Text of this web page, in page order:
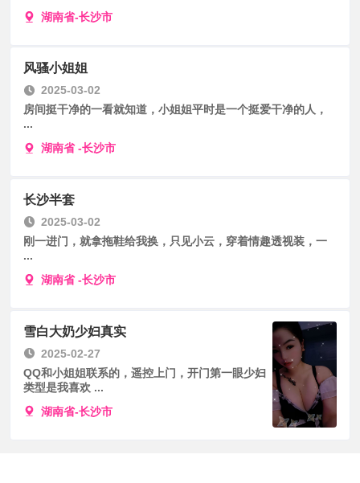
湖南省-长沙市
风骚小姐姐
2025-03-02
房间挺干净的一看就知道，小姐姐平时是一个挺爱干净的人，
...
湖南省 -长沙市
长沙半套
2025-03-02
刚一进门，就拿拖鞋给我换，只见小云，穿着情趣透视装，一
...
湖南省 -长沙市
雪白大奶少妇真实
2025-02-27
QQ和小姐姐联系的，遥控上门，开门第一眼少妇
类型是我喜欢 ...
湖南省-长沙市